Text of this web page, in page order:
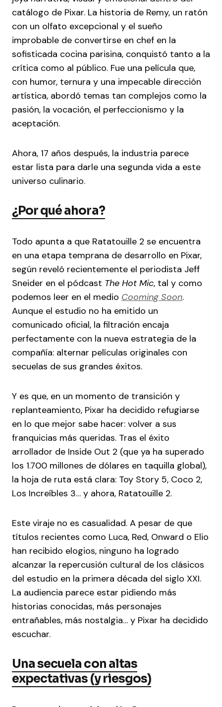
catálogo de Pixar. La historia de Remy, un ratón
con un olfato excepcional y el sueño
improbable de convertirse en chef en la
sofisticada cocina parisina, conquistó tanto a la
crítica como al público. Fue una película que,
con humor, ternura y una impecable dirección
artística, abordó temas tan complejos como la
pasión, la vocación, el perfeccionismo y la
aceptación.
Ahora, 17 años después, la industria parece
estar lista para darle una segunda vida a este
universo culinario.
¿Por qué ahora?
Todo apunta a que Ratatouille 2 se encuentra
en una etapa temprana de desarrollo en Pixar,
según reveló recientemente el periodista Jeff
Sneider en el pódcast The Hot Mic, tal y como
podemos leer en el medio Cooming Soon.
Aunque el estudio no ha emitido un
comunicado oficial, la filtración encaja
perfectamente con la nueva estrategia de la
compañía: alternar películas originales con
secuelas de sus grandes éxitos.
Y es que, en un momento de transición y
replanteamiento, Pixar ha decidido refugiarse
en lo que mejor sabe hacer: volver a sus
franquicias más queridas. Tras el éxito
arrollador de Inside Out 2 (que ya ha superado
los 1.700 millones de dólares en taquilla global),
la hoja de ruta está clara: Toy Story 5, Coco 2,
Los Increíbles 3… y ahora, Ratatouille 2.
Este viraje no es casualidad. A pesar de que
títulos recientes como Luca, Red, Onward o Elio
han recibido elogios, ninguno ha logrado
alcanzar la repercusión cultural de los clásicos
del estudio en la primera década del siglo XXI.
La audiencia parece estar pidiendo más
historias conocidas, más personajes
entrañables, más nostalgia… y Pixar ha decidido
escuchar.
Una secuela con altas
expectativas (y riesgos)